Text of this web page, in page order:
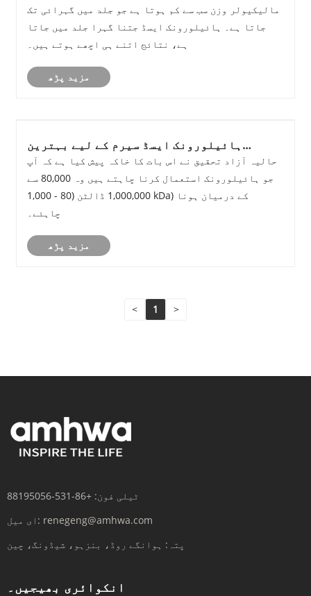
مالیکیولر وزن سب سے کم ہوتا ہے جو جلد میں گہرائی تک
جاتا ہے۔ ہائیلورونک ایسڈ جتنا گہرا جلد میں جاتا
ہے، نتائج اتنے ہی اچھے ہوتے ہیں۔
مزید پڑھ
ہائیلورونک ایسڈ سیرم کے لیے بہترین
سالماتی وزن کیا ہے؟
حالیہ آزاد تحقیق نے اس بات کا خاکہ پیش کیا ہے کہ آپ
جو ہائیلورونک استعمال کرنا چاہتے ہیں وہ 80,000 سے
1,000,000 ڈالٹن (80 - 1,000 kDa) کے درمیان ہونا
چاہئے۔
مزید پڑھ
< 1 >
ٹیلی فون: +86-531-88195056
ای میل: renegeng@amhwa.com
پتہ: ہوانگے روڈ، بنزہو، شیڈونگ، چین
انکوائری بھیجیں۔